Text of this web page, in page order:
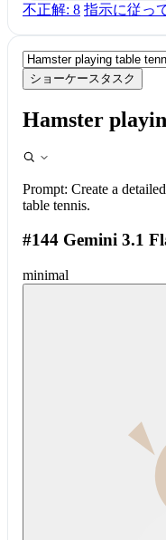
不正解: 8 指示に従っ
ショーケースタスク
Hamster
Prompt: Create a
table tennis.
#144 Gemini 3.1
minimal